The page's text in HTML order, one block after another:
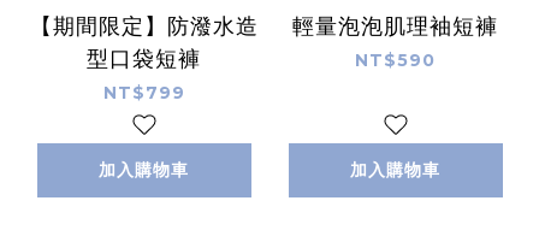
【期間限定】防潑水造
型口袋短褲
NT$799
加入購物車
輕量泡泡肌理袖短褲
NT$590
加入購物車